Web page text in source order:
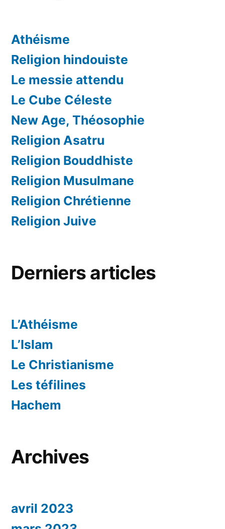
Athéisme
Religion hindouiste
Le messie attendu
Le Cube Céleste
New Age, Théosophie
Religion Asatru
Religion Bouddhiste
Religion Musulmane
Religion Chrétienne
Religion Juive
Derniers articles
L’Athéisme
L’Islam
Le Christianisme
Les téfilines
Hachem
Archives
avril 2023